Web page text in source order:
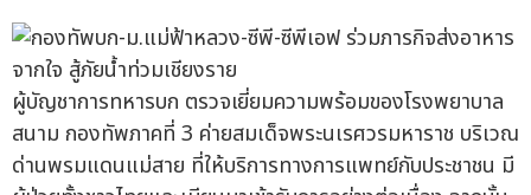
ผู้บัญชาการทหารบก ตรวจเยี่ยมความพร้อมของโรงพยาบาล
สนาม กองทัพภาคที่ 3 ค่ายสมเด็จพระนเรศวรมหาราช บริเวณ
ด่านพรมแดนแม่สาย ที่ให้บริการทางการแพทย์กับประชาชน มี